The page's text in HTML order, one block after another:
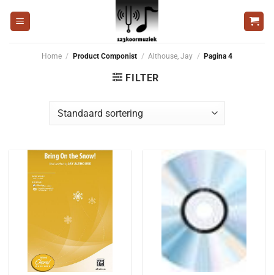
naar
Home / Product Componist / Althouse, Jay / Pagina 4
FILTER